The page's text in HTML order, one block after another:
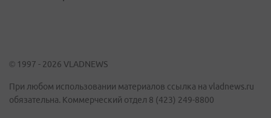
© 1997 - 2026 VLADNEWS
При любом использовании материалов ссылка на vladnews.ru
обязательна. Коммерческий отдел 8 (423) 249-8800